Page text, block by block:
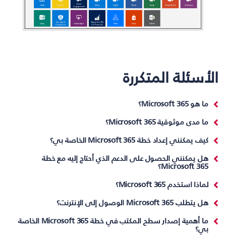
الأسئلة المتكررة
ما هو Microsoft 365؟
ما مدى موثوقية Microsoft 365؟
كيف يمكنني إعداد خطة Microsoft 365 الخاصة بي؟
هل يمكنني الحصول على الدعم الذي أحتاج إليه مع خطة
Microsoft 365؟
لماذا استخدم Microsoft 365؟
هل يتطلب Microsoft 365 الوصول إلى الإنترنت؟
ما أهمية إصدار سطح المكتب في خطة Microsoft 365 الخاصة
بي؟